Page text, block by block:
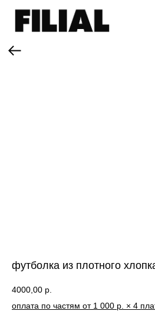
футболка из плотного
4000,00 р.
оплата по частям от 1 000 р. × 4